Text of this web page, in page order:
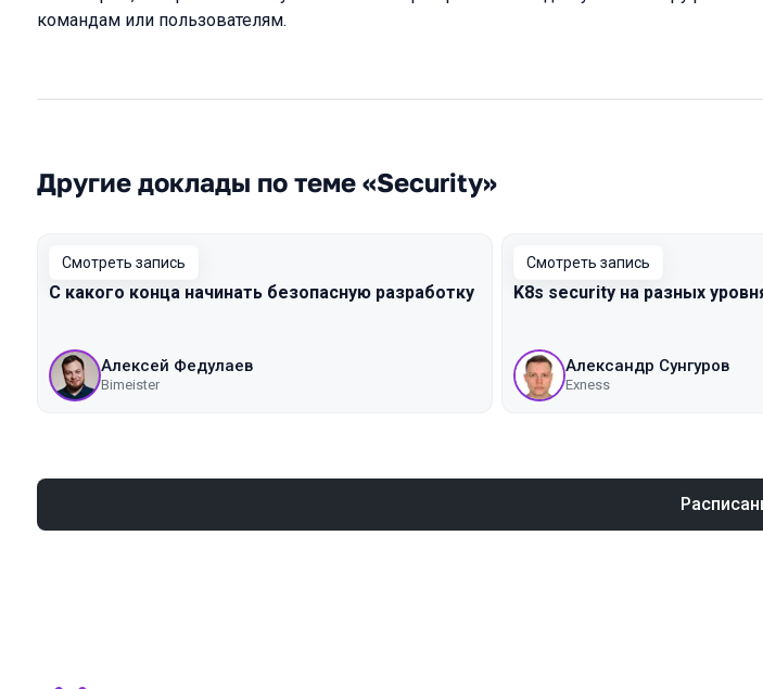
командам или пользователям.
Другие доклады по теме «Security»
Смотреть запись
С какого конца начинать безопасную разработку
Алексей Федулаев
Bimeister
Смотреть запись
K8s security на разных
Александр Сунгуров
Exness